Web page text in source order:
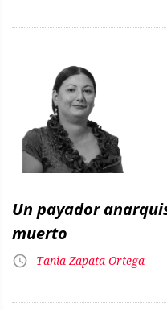
Un payador
muerto
Tania Zapata Ortega